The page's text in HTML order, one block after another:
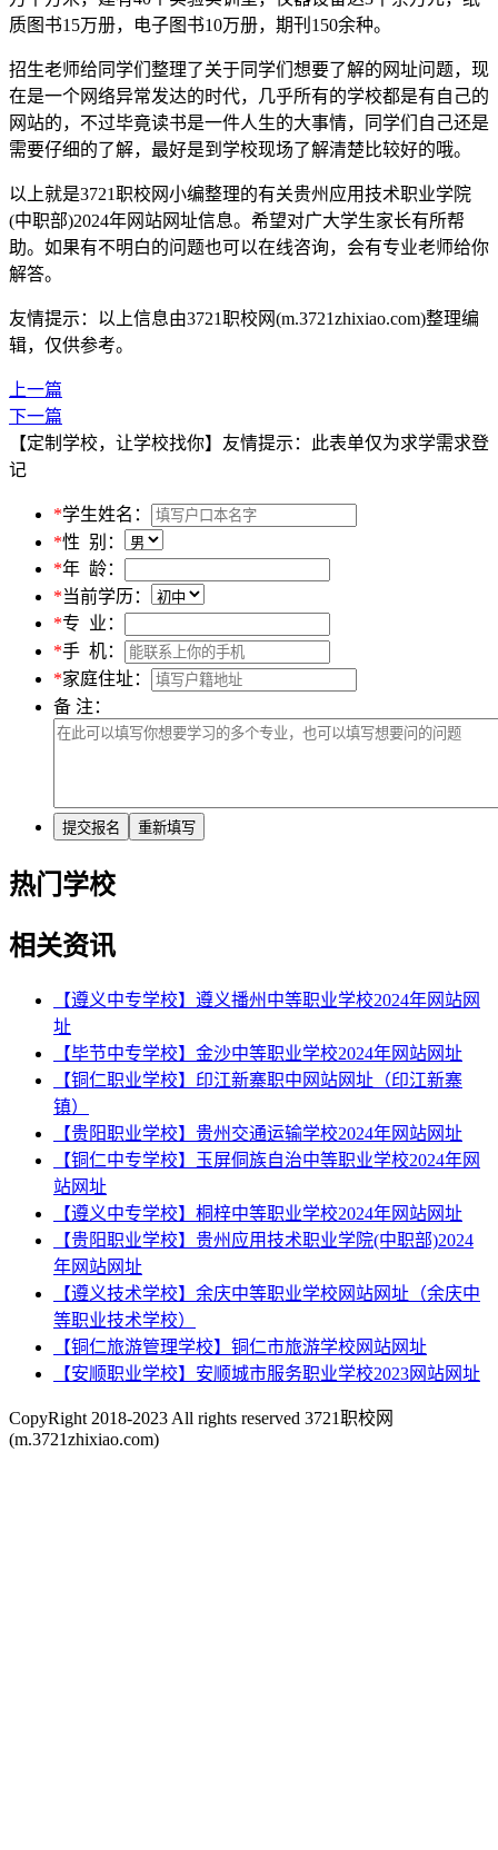
质图书15万册，电子图书10万册，期刊150余种。
招生老师给同学们整理了关于同学们想要了解的网址问题，现
在是一个网络异常发达的时代，几乎所有的学校都是有自己的
网站的，不过毕竟读书是一件人生的大事情，同学们自己还是
需要仔细的了解，最好是到学校现场了解清楚比较好的哦。
以上就是3721职校网小编整理的有关贵州应用技术职业学院
(中职部)2024年网站网址信息。希望对广大学生家长有所帮
助。如果有不明白的问题也可以在线咨询，会有专业老师给你
解答。
友情提示：以上信息由3721职校网(m.3721zhixiao.com)整理编
辑，仅供参考。
上一篇
下一篇
【定制学校，让学校找你】友情提示：此表单仅为求学需求登
记
*学生姓名：
*性 别：
*年 龄：
*当前学历：
*专 业：
*手 机：
*家庭住址：
备 注：
热门学校
相关资讯
【遵义中专学校】遵义播州中等职业学校2024年网站网
址
【毕节中专学校】金沙中等职业学校2024年网站网址
【铜仁职业学校】印江新寨职中网站网址（印江新寨
镇）
【贵阳职业学校】贵州交通运输学校2024年网站网址
【铜仁中专学校】玉屏侗族自治中等职业学校2024年网
站网址
【遵义中专学校】桐梓中等职业学校2024年网站网址
【贵阳职业学校】贵州应用技术职业学院(中职部)2024
年网站网址
【遵义技术学校】余庆中等职业学校网站网址（余庆中
等职业技术学校）
【铜仁旅游管理学校】铜仁市旅游学校网站网址
【安顺职业学校】安顺城市服务职业学校2023网站网址
CopyRight 2018-2023 All rights reserved 3721职校网
(m.3721zhixiao.com)